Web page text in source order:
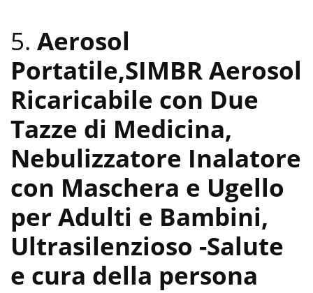
5. Aerosol
Portatile,SIMBR Aerosol
Ricaricabile con Due
Tazze di Medicina,
Nebulizzatore Inalatore
con Maschera e Ugello
per Adulti e Bambini,
Ultrasilenzioso -Salute
e cura della persona